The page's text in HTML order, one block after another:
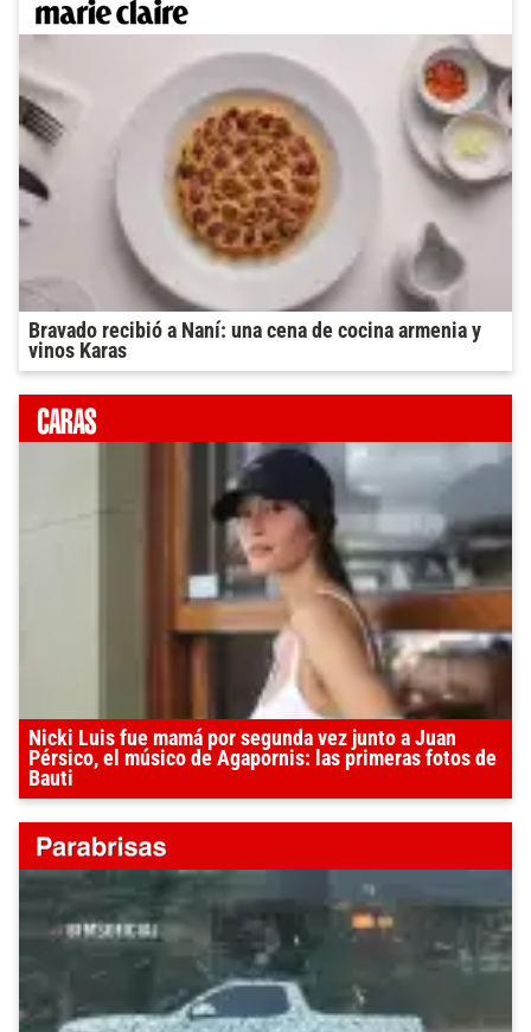
Bravado recibió a Naní: una cena de cocina armenia y
vinos Karas
Nicki Luis fue mamá por segunda vez junto a Juan
Pérsico, el músico de Agapornis: las primeras fotos de
Bauti